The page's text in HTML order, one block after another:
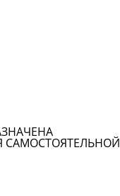
САМОСТОЯТЕЛЬНОЙ